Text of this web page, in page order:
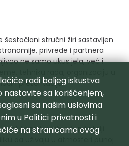
šestočlani stručni žiri sastavljen
privrede i partnera
ne samo ukus jela, već i
prezentacije.
i gosti, partneri i prijatelji
da uživaju u atmosferi punoj
radi boljeg iskustva
nastavite sa korišćenjem,
sa našim uslovima
u Politici privatnostii
na stranicama ovog